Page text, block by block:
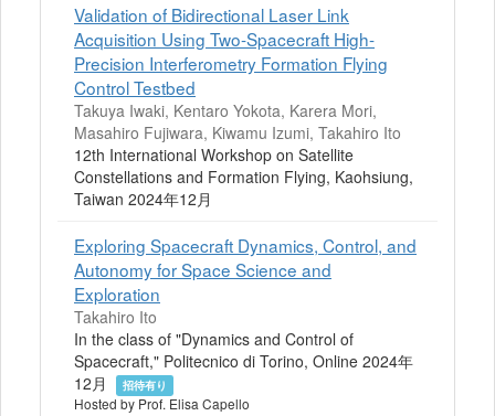
Validation of Bidirectional Laser Link
Acquisition Using Two-Spacecraft High-
Precision Interferometry Formation Flying
Control Testbed
Takuya Iwaki, Kentaro Yokota, Karera Mori,
Masahiro Fujiwara, Kiwamu Izumi, Takahiro Ito
12th International Workshop on Satellite
Constellations and Formation Flying, Kaohsiung,
Taiwan 2024年12月
Exploring Spacecraft Dynamics, Control, and
Autonomy for Space Science and
Exploration
Takahiro Ito
In the class of "Dynamics and Control of
Spacecraft," Politecnico di Torino, Online 2024年
12月
招待有り
Hosted by Prof. Elisa Capello